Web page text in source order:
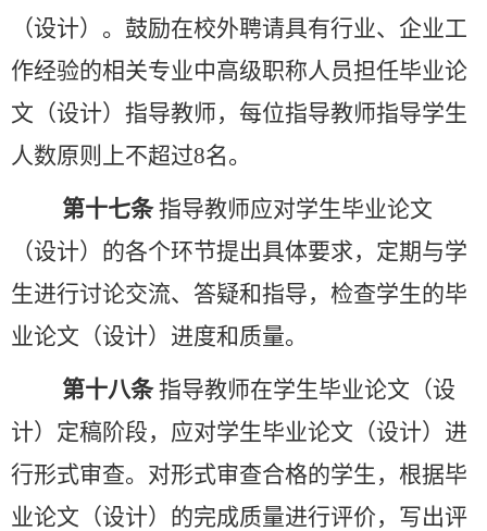
（设计）。 鼓励在校外聘请具有行业、企业工
作经验的相关专业中高级职称人员担任毕业论
文（设计）指导教师， 每位指导教师指导学生
人数原则上不超过8名。
第十七条 指导教师应对学生毕业论文
（设计）的各个环节提出具体要求，定期与学
生进行讨论交流、答疑和指导，检查学生的毕
业论文（设计）进度和质量。
第十八条 指导教师在学生毕业论文（设
计）定稿阶段，应对学生毕业论文（设计）进
行形式审查。对形式审查合格的学生，根据毕
业论文（设计）的完成质量进行评价，写出评